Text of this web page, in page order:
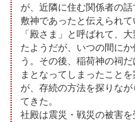
が、近隣に住む関係者の
敷神であったと伝えられ
「殿さま」と呼ばれて、
たようだが、いつの間に
う。その後、稲荷神の祠
まとなってしまったこと
が、存続の方法を探りな
てきた。
社殿は震災・戦災の被害